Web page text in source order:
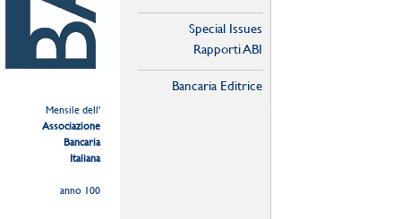
Mensile dell'
Associazione
Bancaria
Italiana
anno 100
Special Issues
Rapporti ABI
Bancaria Editrice